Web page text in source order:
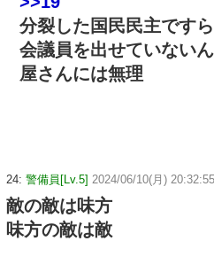
分裂した国民民主です
会議員を出せていない
屋さんには無理
24: 警備員[Lv.5] 2024/06/10(月)
敵の敵は味方
味方の敵は敵